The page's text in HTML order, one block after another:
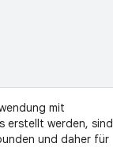
mit
erstellt werden, sind
und daher für